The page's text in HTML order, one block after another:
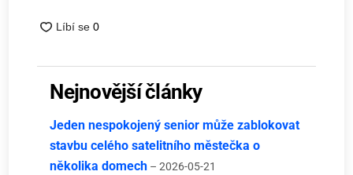
Nejnovější články
Jeden nespokojený senior může zablokovat
stavbu celého satelitního městečka o
několika domech – 2026-05-21